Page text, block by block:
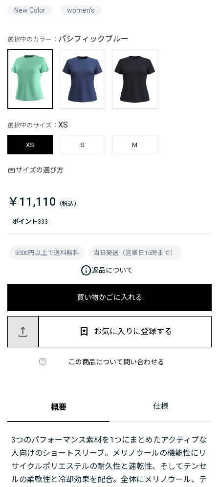
New Color women's
ポイント333
選択中のカラー： パシフィックブルー
選択中のサイズ： XS
XS S M
サイズの選び方
￥11,110
買い物かごに入れる
この商品について問い合わせる
お気に入りに登録する
5000円以上で送料無料 当日発送（営業日15時まで）
info返品について
概要 仕様
3つのパフォーマンス素材を1つにまとめたアクティブな
人向けのショートスリーブ。メリノウールの機能性にリ
サイクルポリエステルの耐久性と速乾性、そしてテンセ
ルの柔軟性と冷却効果を配合。全体にメリノウール、テ